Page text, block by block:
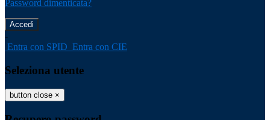
Password dimenticata?
-
Entra con SPID Entra con CIE
Seleziona utente
button close ×